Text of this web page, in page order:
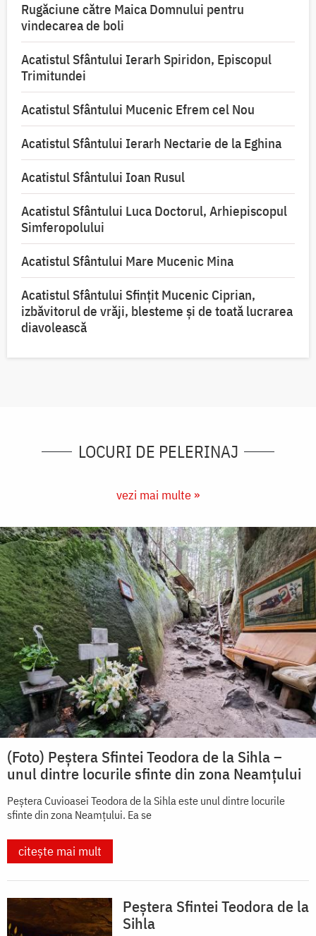
Rugăciune către Maica Domnului pentru
vindecarea de boli
Acatistul Sfântului Ierarh Spiridon, Episcopul
Trimitundei
Acatistul Sfântului Mucenic Efrem cel Nou
Acatistul Sfântului Ierarh Nectarie de la Eghina
Acatistul Sfântului Ioan Rusul
Acatistul Sfântului Luca Doctorul, Arhiepiscopul
Simferopolului
Acatistul Sfântului Mare Mucenic Mina
Acatistul Sfântului Sfințit Mucenic Ciprian,
izbăvitorul de vrăji, blesteme și de toată lucrarea
diavolească
LOCURI DE PELERINAJ
vezi mai multe »
(Foto) Peștera Sfintei Teodora de la Sihla –
unul dintre locurile sfinte din zona Neamțului
Peștera Cuvioasei Teodora de la Sihla este unul dintre locurile
sfinte din zona Neamțului. Ea se
citește mai mult
Peștera Sfintei Teodora de la
Sihla